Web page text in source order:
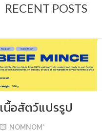
RECENT POSTS
เนื้อสัตว์แปรรูป
NOMNOM*